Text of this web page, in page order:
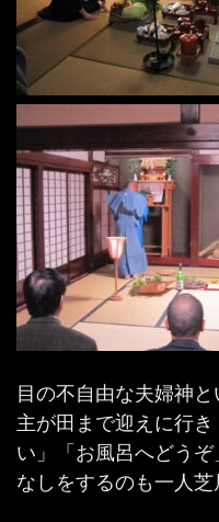
目の不自由な夫婦神
主が田まで迎えに行
い」「お風呂へどう
なしをするのも一人芝